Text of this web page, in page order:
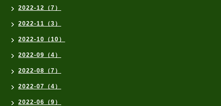
2022-12（7）
2022-11（3）
2022-10（10）
2022-09（4）
2022-08（7）
2022-07（4）
2022-06（9）